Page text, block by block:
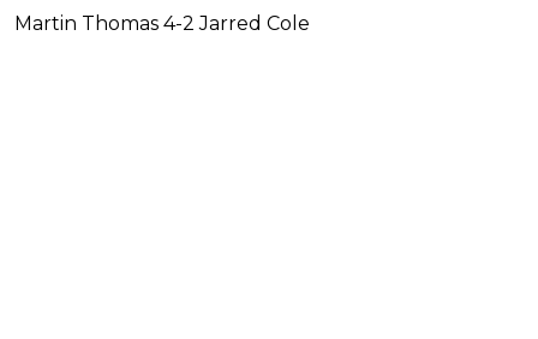
Martin Thomas 4-2 Jarred Cole